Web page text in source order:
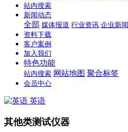
站内搜索
新闻动态
全部 媒体报道 行业资讯 企业新闻
资料下载
客户案例
加入我们
特色功能
站内搜索 网站地图 聚合标签
会员中心
英语
其他类测试仪器